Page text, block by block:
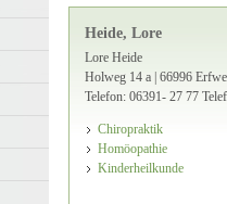
Heide, Lore
Lore Heide
Holweg 14 a | 66996
Telefon: 06391- 27 77
Chiropraktik
Homöopathie
Kinderheilkunde